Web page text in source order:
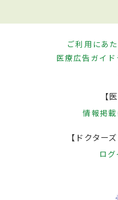
ご利用にあ
医療広告ガイ
【
情報掲
【ドクター
ログ